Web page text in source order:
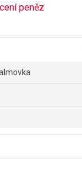
peněz